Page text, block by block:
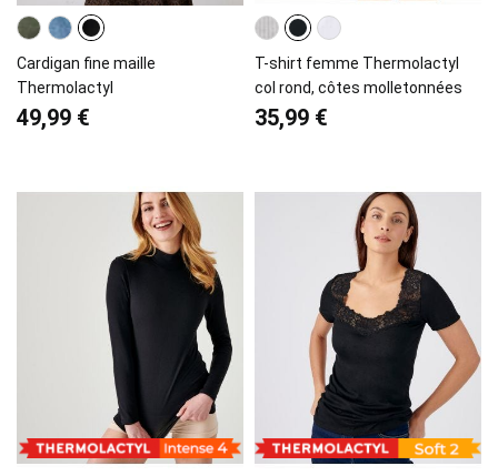
Cardigan fine maille
Thermolactyl
49,99 €
T-shirt femme Thermolactyl
col rond, côtes molletonnées
35,99 €